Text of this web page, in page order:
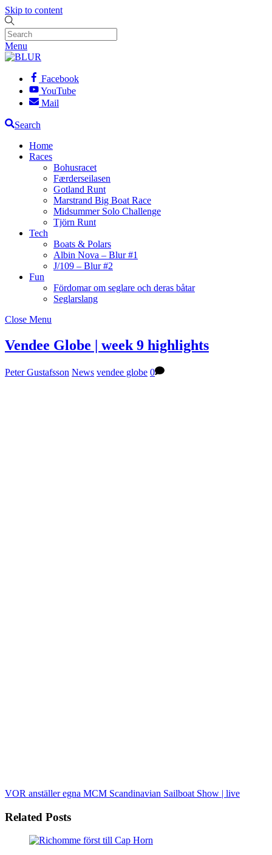
Skip to content
Menu
Facebook
YouTube
Mail
Search
Home
Races
Bohusracet
Færderseilasen
Gotland Runt
Marstrand Big Boat Race
Midsummer Solo Challenge
Tjörn Runt
Tech
Boats & Polars
Albin Nova – Blur #1
J/109 – Blur #2
Fun
Fördomar om seglare och deras båtar
Seglarslang
Close Menu
Vendee Globe | week 9 highlights
Peter Gustafsson News vendee globe 0
VOR anställer egna MCM Scandinavian Sailboat Show | live
Related Posts